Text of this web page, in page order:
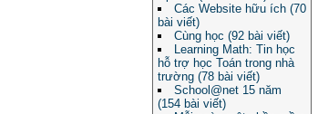
Các Website hữu ích (70
bài viết)
Cùng học (92 bài viết)
Learning Math: Tin học
hỗ trợ học Toán trong nhà
trường (78 bài viết)
School@net 15 năm
(154 bài viết)